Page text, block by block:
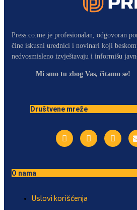
Press.co.me je profesionalan, odgovoran
čine iskusni urednici i novinari koji
nedvosmisleno izvještavaju i informišu
Mi smo tu zbog Vas, čitamo se!
Društvene mreže
O nama
Uslovi korišćenja